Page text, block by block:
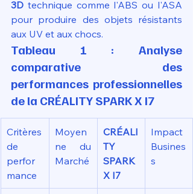
3D technique comme l'ABS ou l'ASA
pour produire des objets résistants
aux UV et aux chocs.
Tableau 1 : Analyse
comparative des
performances professionnelles
de la CRÉALITY SPARK X I7
Critères
de
perfor
mance
Moyen
ne du
Marché
CRÉALI
TY
SPARK
X I7
Impact
Busines
s